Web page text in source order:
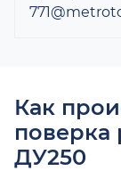
Как
поверка
ДУ250